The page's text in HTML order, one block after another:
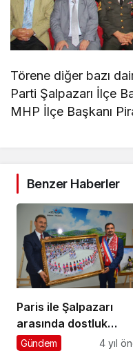
Törene diğer bazı
Parti Şalpazarı İlçe
MHP İlçe Başkanı
Benzer Haberler
Paris ile Şalpazarı
arasında dostluk
köprüsü kuruldu
Gündem 4 yıl